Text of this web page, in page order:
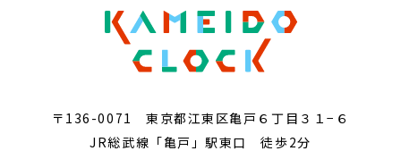
〒136-0071 東京都江東区亀戸６丁目３１−６
JR総武線「亀戸」駅東口 徒歩2分